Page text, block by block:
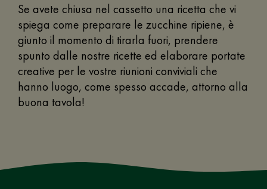
Se avete chiusa nel cassetto una ricetta che vi
spiega come preparare le zucchine ripiene, è
giunto il momento di tirarla fuori, prendere
spunto dalle nostre ricette ed elaborare portate
creative per le vostre riunioni conviviali che
hanno luogo, come spesso accade, attorno alla
buona tavola!